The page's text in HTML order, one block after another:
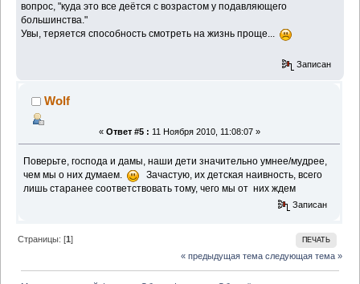
вопрос, "куда это все деётся с возрастом у подавляющего
большинства."
Увы, теряется способность смотреть на жизнь проще...
Записан
Wolf
« Ответ #5 : 11 Ноября 2010, 11:08:07 »
Поверьте, господа и дамы, наши дети значительно умнее/мудрее,
чем мы о них думаем.
Зачастую, их детская наивность, всего
лишь старанее соответствовать тому, чего мы от них ждем
Записан
ПЕЧАТЬ
Страницы: [1]
« предыдущая тема следующая тема »